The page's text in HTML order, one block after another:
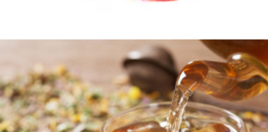
Ավելացնել զամբյուղ